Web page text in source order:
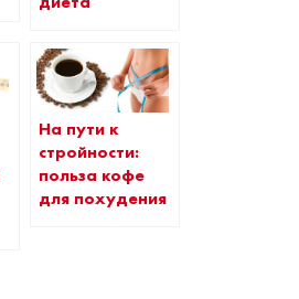
На пути к
стройности:
польза кофе
для похудения